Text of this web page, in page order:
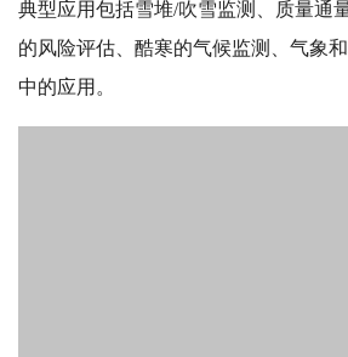
典型应用包括雪堆/吹雪监测、质量通
的风险评估、酷寒的气候监测、气象
中的应用。